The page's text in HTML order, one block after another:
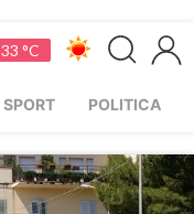
33 °C
SPORT POLITICA